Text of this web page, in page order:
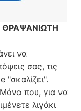
ΘΡΑΨΑΝΙΩΤΗ
να
σας, τις
"σκαλίζει".
Μόνο που, για να
λιγάκι